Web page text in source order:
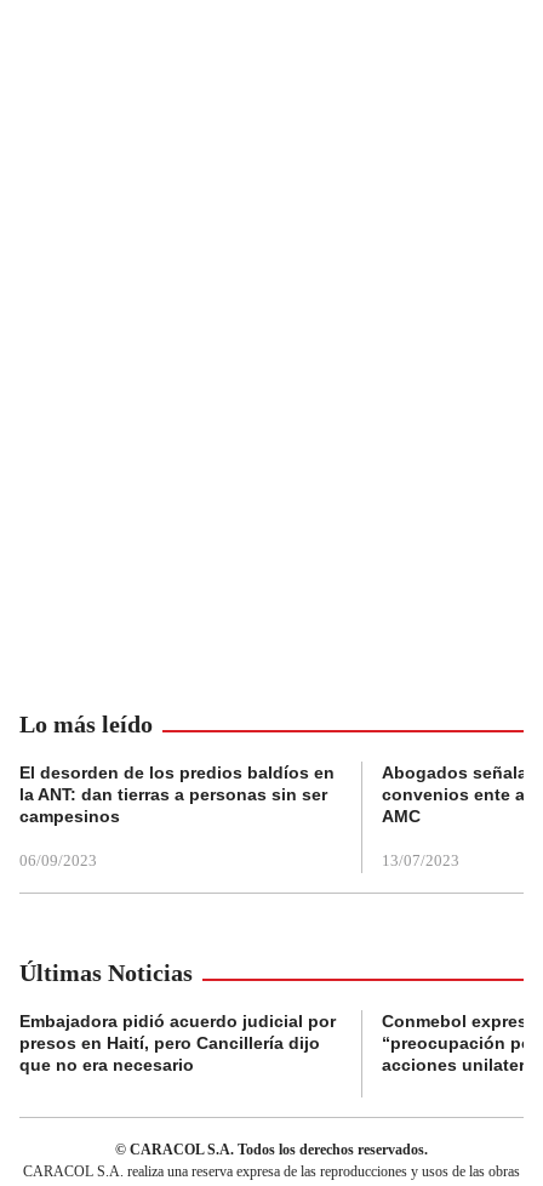
Lo más leído
El desorden de los predios baldíos en
la ANT: dan tierras a personas sin ser
campesinos
06/09/2023
Abogados
convenios ente
AMC
13/07/2023
Últimas Noticias
Embajadora pidió acuerdo judicial por
presos en Haití, pero Cancillería dijo
que no era necesario
Conmebol expresó
“preocupación
acciones
© CARACOL S.A. Todos los derechos reservados.
CARACOL S.A. realiza una reserva expresa de las reproducciones y usos de las obras